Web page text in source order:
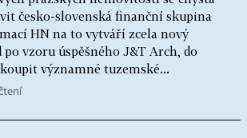
česko-slovenská finanční skupina
HN na to vytváří zcela nový
vzoru úspěšného J&T Arch, do
významné tuzemské...